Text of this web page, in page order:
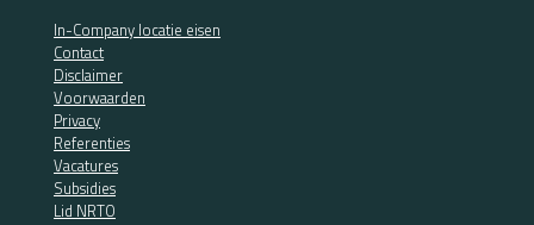
In-Company locatie eisen
Contact
Disclaimer
Voorwaarden
Privacy
Referenties
Vacatures
Subsidies
Lid NRTO